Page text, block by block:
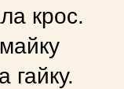
крос.
гайку.